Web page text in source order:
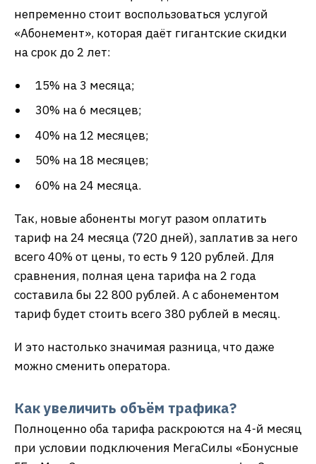
непременно стоит воспользоваться услугой
«Абонемент», которая даёт гигантские скидки
на срок до 2 лет:
15% на 3 месяца;
30% на 6 месяцев;
40% на 12 месяцев;
50% на 18 месяцев;
60% на 24 месяца.
Так, новые абоненты могут разом оплатить
тариф на 24 месяца (720 дней), заплатив за него
всего 40% от цены, то есть 9 120 рублей. Для
сравнения, полная цена тарифа на 2 года
составила бы 22 800 рублей. А с абонементом
тариф будет стоить всего 380 рублей в месяц.
И это настолько значимая разница, что даже
можно сменить оператора.
Как увеличить объём трафика?
Полноценно оба тарифа раскроются на 4-й месяц
при условии подключения МегаСилы «Бонусные